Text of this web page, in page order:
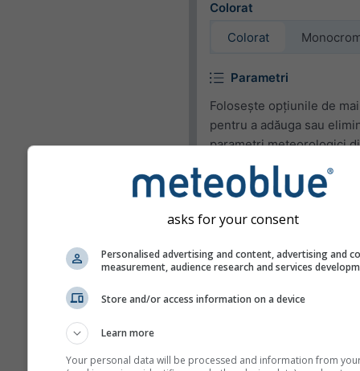
Colorat
Colorat
Parametri
Folosește opțiunile de
pentru a adăuga sau
parametri meteorologici
widget.
Pictogramă
Temperatură (min.)
UV Index
asks for your consent
Personalised advertising and content, advertising and
measurement, audience research and services
Store and/or access information on a device
Learn more
Your personal data will be processed and information from